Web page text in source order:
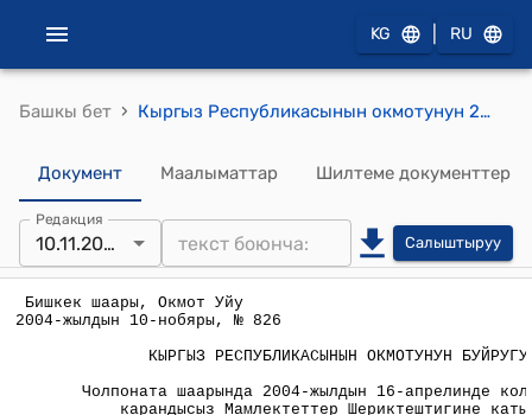
KG RU
Башкы бет › Кыргыз Республикасынын окмотунун 2004-жылдын 10-ноябрынын, № 826 "Чолпоната шаарында 2004-жылдын 16-апрелинде кол коюлган Коз карандысыз Мамлектеттер Шериктештигине катышуучу мамдекеттердин гидрометеорологиялык коопсуздугунун концепциясы жонундо чечимди бекитуу тууралуу" токтому
Документ Маалыматтар Шилтеме документтер
Редакция
10.11.2004 Салыштыруу